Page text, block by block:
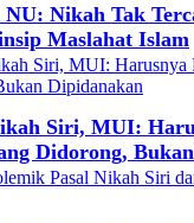
NU: Nikah Tak
Maslahat Islam
Siri, MUI:
Didorong,